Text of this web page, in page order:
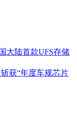
大陆首款UFS存储
获“年度车规芯片